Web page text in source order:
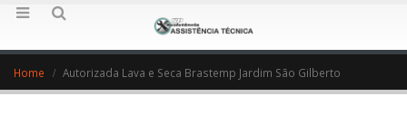
Home Autorizada Lava e Seca Brastemp Jardim São Gilberto